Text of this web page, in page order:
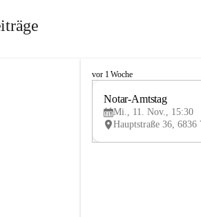
V
vor 1 Woche
Notar-Amtstag
Mi., 11. Nov., 15:30